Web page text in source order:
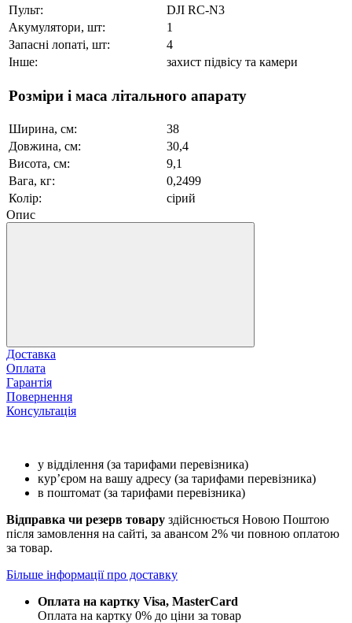
Пульт:
DJI RC-N3
Акумулятори, шт:
1
Запасні лопаті, шт:
4
Інше:
захист підвісу та камери
Розміри і маса літального апарату
Ширина, см:
38
Довжина, см:
30,4
Висота, см:
9,1
Вага, кг:
0,2499
Колір:
сірий
Опис
Доставка
Оплата
Гарантія
Повернення
Консультація
у відділення (за тарифами перевізника)
кур’єром на вашу адресу (за тарифами перевізника)
в поштомат (за тарифами перевізника)
Відправка чи резерв товару здійснюється Новою Поштою
після замовлення на сайті, за авансом 2% чи повною оплатою
за товар.
Більше інформації про доставку
Оплата на картку Visa, MasterCard
Оплата на картку 0% до ціни за товар